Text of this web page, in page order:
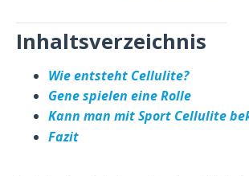
Inhaltsverzeichnis
Wie entsteht Cellulite?
Gene spielen eine Rolle
Kann man mit Sport Cellulite
Fazit